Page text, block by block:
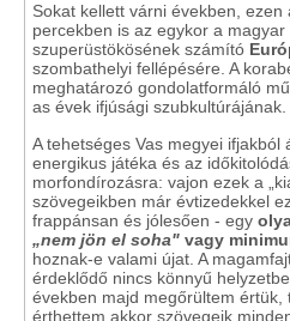
Sokat kellett várni években,
percekben is az egykor a
szuperüstökösének számító
szombathelyi fellépésére. A
meghatározó gondolatformáló
as évek ifjúsági szubkultúrájának.
A tehetséges Vas megyei ifjakból
energikus játéka és az
morfondírozásra: vajon ezek a
szövegeikben már évtizedekkel
frappánsan és jólesően - egy
„nem jön el soha" vagy
hoznak-e valami újat. A
érdeklődő nincs könnyű
években majd megőrültem értük,
érthettem akkor szövegeik